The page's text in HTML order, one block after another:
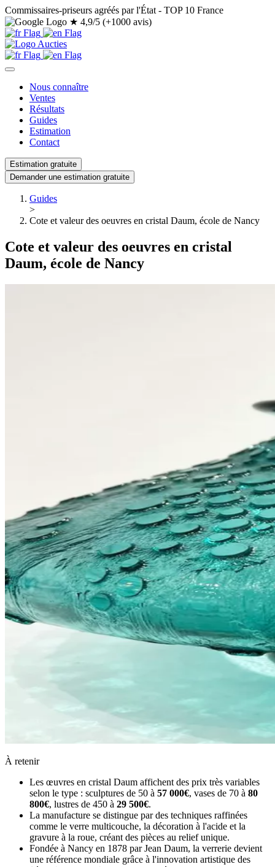
Commissaires-priseurs agréés par l'État - TOP 10 France
★ 4,9/5 (+1000 avis)
Nous connaître
Ventes
Résultats
Guides
Estimation
Contact
Estimation gratuite
Demander une estimation gratuite
Guides
>
Cote et valeur des oeuvres en cristal Daum, école de Nancy
Cote et valeur des oeuvres en cristal
Daum, école de Nancy
À retenir
Les œuvres en cristal Daum affichent des prix très variables
selon le type : sculptures de 50 à 57 000€, vases de 70 à 80
800€, lustres de 450 à 29 500€.
La manufacture se distingue par des techniques raffinées
comme le verre multicouche, la décoration à l'acide et la
gravure à la roue, créant des pièces au relief unique.
Fondée à Nancy en 1878 par Jean Daum, la verrerie devient
une référence mondiale grâce à l'innovation artistique des